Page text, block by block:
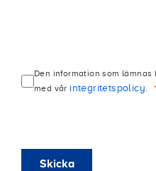
Den information som
med vår integritetspolicy.
Skicka